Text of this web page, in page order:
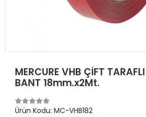
MERCURE VHB ÇİFT
BANT 18mm.x2Mt.
Ürün Kodu: MC-VHB182